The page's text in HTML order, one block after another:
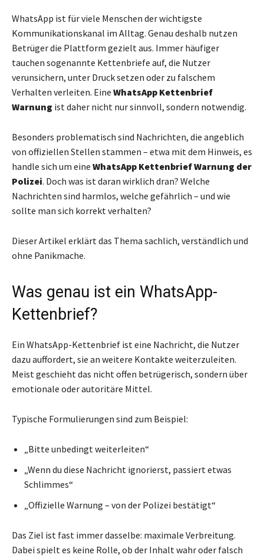
WhatsApp ist für viele Menschen der wichtigste
Kommunikationskanal im Alltag. Genau deshalb nutzen
Betrüger die Plattform gezielt aus. Immer häufiger
tauchen sogenannte Kettenbriefe auf, die Nutzer
verunsichern, unter Druck setzen oder zu falschem
Verhalten verleiten. Eine WhatsApp Kettenbrief
Warnung ist daher nicht nur sinnvoll, sondern notwendig.
Besonders problematisch sind Nachrichten, die angeblich
von offiziellen Stellen stammen – etwa mit dem Hinweis, es
handle sich um eine WhatsApp Kettenbrief Warnung der
Polizei. Doch was ist daran wirklich dran? Welche
Nachrichten sind harmlos, welche gefährlich – und wie
sollte man sich korrekt verhalten?
Dieser Artikel erklärt das Thema sachlich, verständlich und
ohne Panikmache.
Was genau ist ein WhatsApp-
Kettenbrief?
Ein WhatsApp-Kettenbrief ist eine Nachricht, die Nutzer
dazu auffordert, sie an weitere Kontakte weiterzuleiten.
Meist geschieht das nicht offen betrügerisch, sondern über
emotionale oder autoritäre Mittel.
Typische Formulierungen sind zum Beispiel:
„Bitte unbedingt weiterleiten“
„Wenn du diese Nachricht ignorierst, passiert etwas
Schlimmes“
„Offizielle Warnung – von der Polizei bestätigt“
Das Ziel ist fast immer dasselbe: maximale Verbreitung.
Dabei spielt es keine Rolle, ob der Inhalt wahr oder falsch